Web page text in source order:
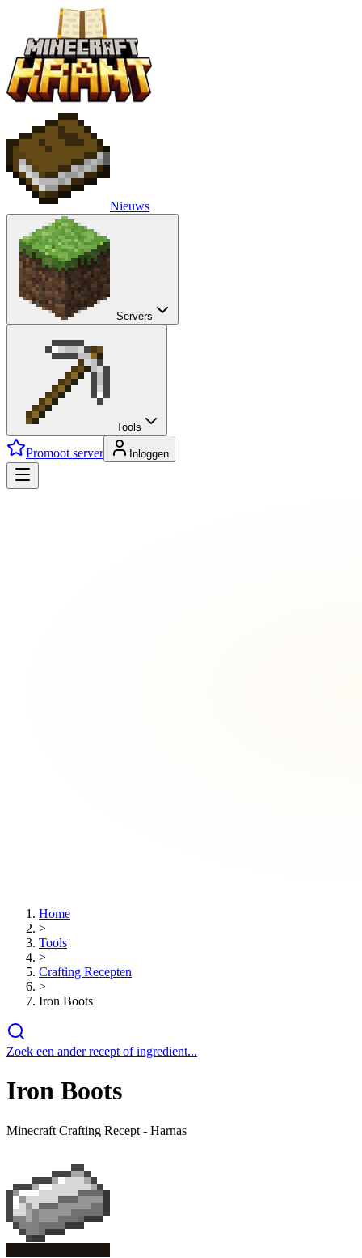
Nieuws
Servers
Tools
Promoot server Inloggen
Home
>
Tools
>
Crafting Recepten
>
Iron Boots
Zoek een ander recept of ingredient...
Iron Boots
Minecraft Crafting Recept - Harnas